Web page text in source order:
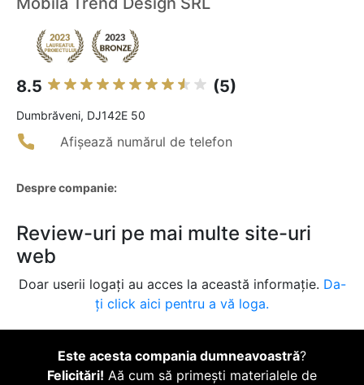
8.5 (5)
Dumbrăveni, DJ142E 50
Afișează numărul de telefon
Despre companie:
Review-uri pe mai multe site-uri
web
Doar userii logați au acces la această informație. Da-
ți click aici pentru a vă loga.
Este acesta compania dumneavoastră?
Felicitări! Aă cum să primești materialele de